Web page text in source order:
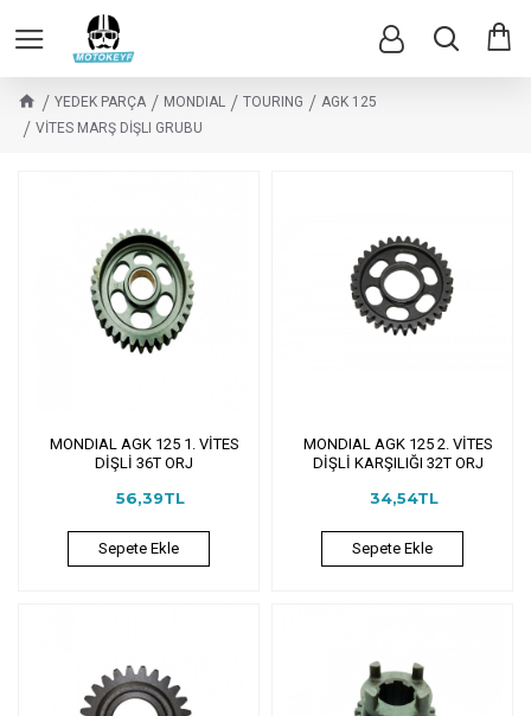
YEDEK PARÇA MONDIAL TOURING
AGK 125
VİTES MARŞ DİŞLI GRUBU
MONDIAL AGK 125 1. VİTES
DİŞLİ 36T ORJ
56,39TL
Sepete Ekle
MONDIAL AGK 125 2. VİTES
DİŞLİ KARŞILIĞI 32T ORJ
34,54TL
Sepete Ekle